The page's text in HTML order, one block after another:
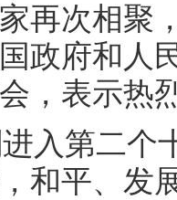
次相聚，
政府和人
，表示热
第二个
和平、发